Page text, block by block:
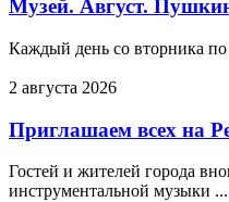
Музей. Август.
Каждый день со вторника по
2 августа 2026
Приглашаем всех на
Гостей и жителей города
инструментальной музыки ...